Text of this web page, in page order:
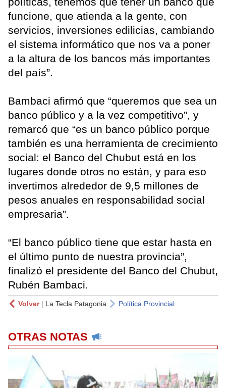
funcione, que atienda a la gente, con
servicios, inversiones edilicias, cambiando
el sistema informático que nos va a poner
a la altura de los bancos más importantes
del país”.
Bambaci afirmó que “queremos que sea un
banco público y a la vez competitivo”, y
remarcó que “es un banco público porque
también es una herramienta de crecimiento
social: el Banco del Chubut está en los
lugares donde otros no están, y para eso
invertimos alrededor de 9,5 millones de
pesos anuales en responsabilidad social
empresaria”.
“El banco público tiene que estar hasta en
el último punto de nuestra provincia”,
finalizó el presidente del Banco del Chubut,
Rubén Bambaci.
Volver| La Tecla Patagonia Política Provincial
OTRAS NOTAS